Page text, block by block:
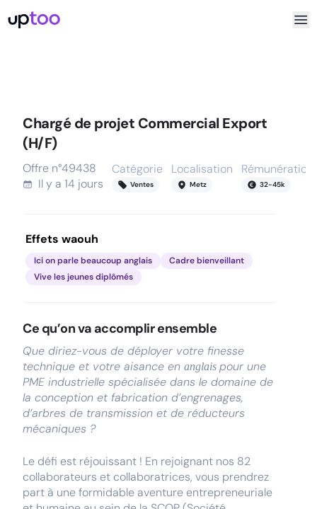
Chargé de projet Commercial Export
(H/F)
Offre n°49438
Il y a 14 jours
Catégorie
Ventes
Localisation
Metz
Rémunération
32-45k
Effets waouh
Ici on parle beaucoup anglais
Cadre bienveillant
Vive les jeunes diplômés
Ce qu’on va accomplir ensemble
Que diriez-vous de déployer votre finesse
technique et votre aisance en anglais pour une
PME industrielle spécialisée dans le domaine de
la conception et fabrication d’engrenages,
d’arbres de transmission et de réducteurs
mécaniques ?
Le défi est réjouissant ! En rejoignant nos 82
collaborateurs et collaboratrices, vous prendrez
part à une formidable aventure entrepreneuriale